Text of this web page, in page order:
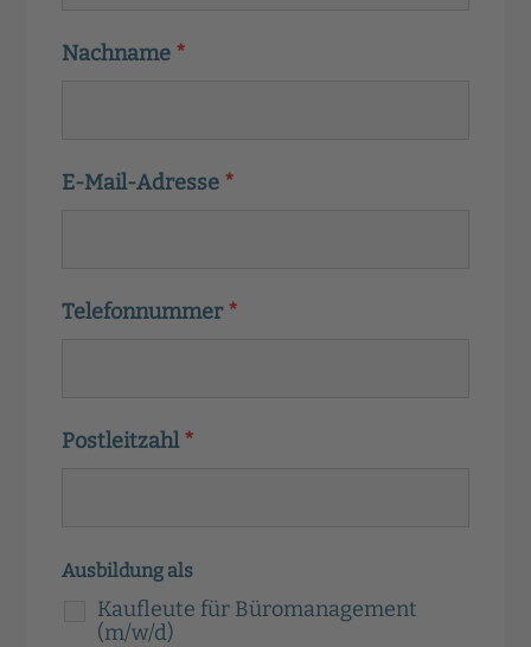
Nachname *
E-Mail-Adresse *
Telefonnummer*
Postleitzahl*
Ausbildung als
Kaufleute für Büromanagement
(m/w/d)